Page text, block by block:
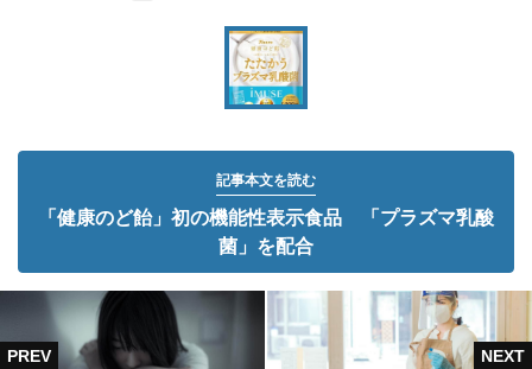
記事本文を読む
「健康のど飴」初の機能性表示食品 「プラズマ乳酸
菌」を配合